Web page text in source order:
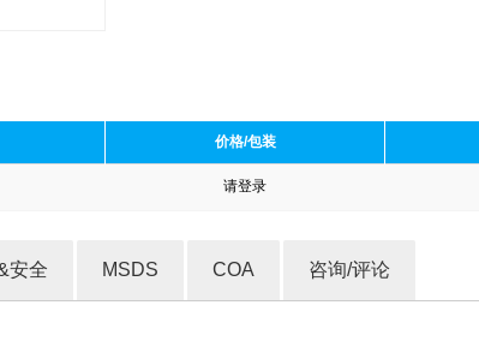
价格/包装
请登录
安全 MSDS COA 咨询/评论